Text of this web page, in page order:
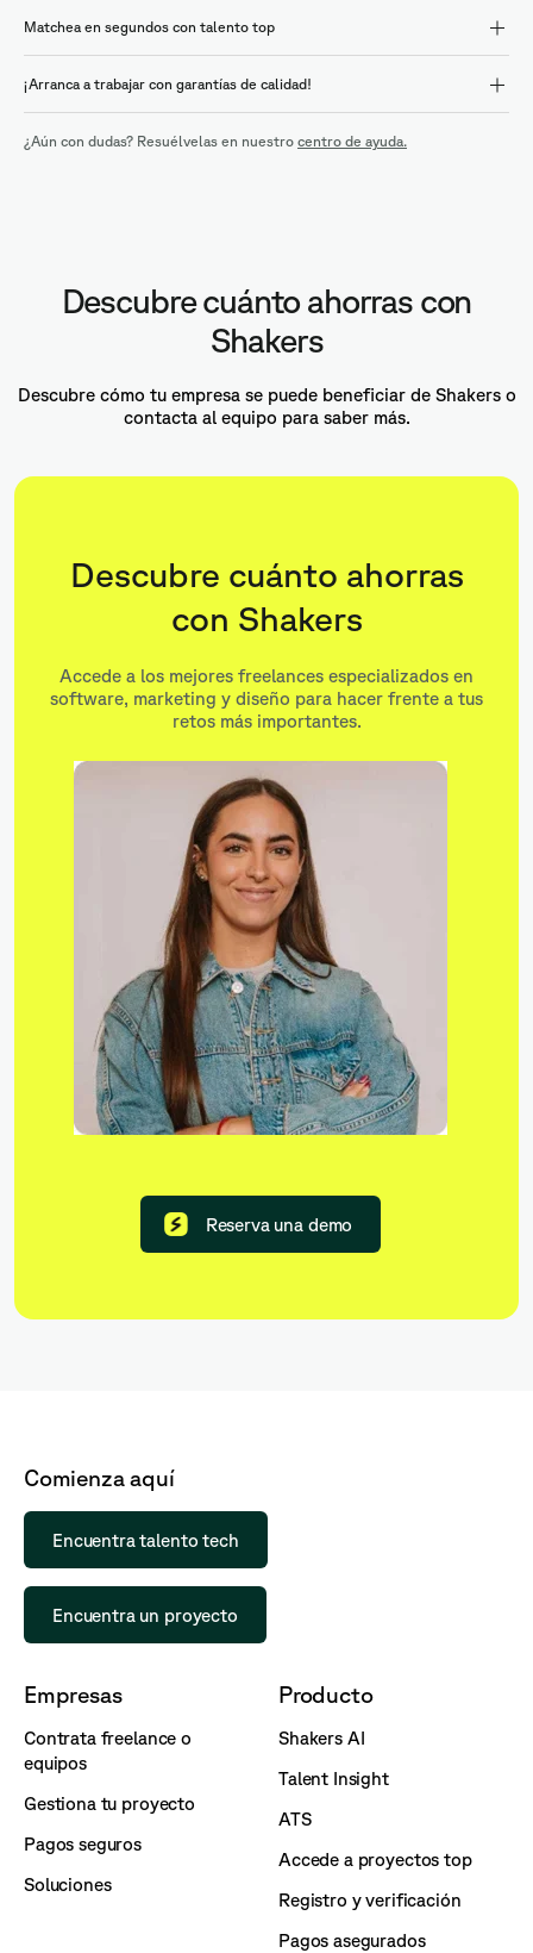
Matchea en segundos con talento top
¡Arranca a trabajar con garantías de calidad!
¿Aún con dudas? Resuélvelas en nuestro centro de ayuda.
Descubre cuánto ahorras con
Shakers
Descubre cómo tu empresa se puede beneficiar de Shakers o
contacta al equipo para saber más.
Descubre cuánto ahorras
con Shakers
Accede a los mejores freelances especializados en
software, marketing y diseño para hacer frente a tus
retos más importantes.
Reserva una demo
Comienza aquí
Encuentra talento tech
Encuentra un proyecto
Empresas
Contrata freelance o
equipos
Gestiona tu proyecto
Pagos seguros
Soluciones
Producto
Shakers AI
Talent Insight
ATS
Accede a proyectos top
Registro y verificación
Pagos asegurados